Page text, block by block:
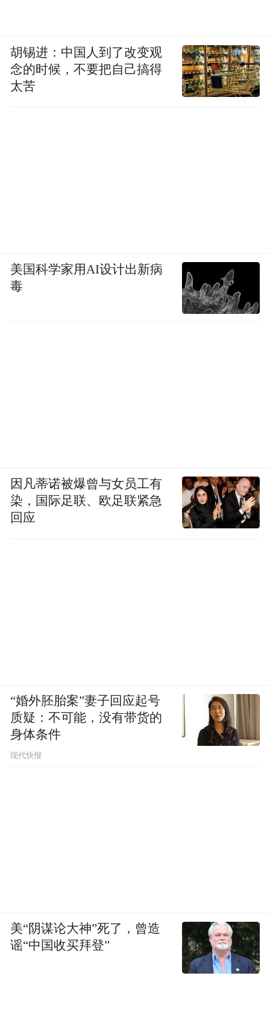
胡锡进：中国人到了改变观
念的时候，不要把自己搞得
太苦
美国科学家用AI设计出新病
毒
因凡蒂诺被爆曾与女员工有
染，国际足联、欧足联紧急
回应
“婚外胚胎案”妻子回应起号
质疑：不可能，没有带货的
身体条件
现代快报
美“阴谋论大神”死了，曾造
谣“中国收买拜登”